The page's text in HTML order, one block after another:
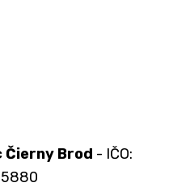
Čierny Brod - IČO: